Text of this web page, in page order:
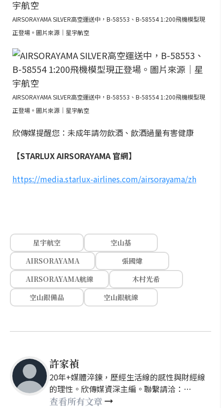
AIRSORAYAMA SILVER高空運送中，B-58553、B-58554 1:200飛機模型現
正登場。圖片來源｜星宇航空
AIRSORAYAMA SILVER高空運送中，B-58553、B-58554 1:200飛機模型現
正登場。圖片來源｜星宇航空
欣傳媒提醒您：未成年請勿飲酒、飲酒過量有害健康
【STARLUX AIRSORAYAMA 官網】
https://media.starlux-airlines.com/airsorayama/zh
星宇航空
空山基
AIRSORAYAMA
張國煒
AIRSORAYAMA航線
木村光希
空山銀備品
空山銀航線
許家禎
20年+媒體淬鍊，歷經生活線的感性與財經線
的理性。欣傳媒資深主編。聯繫請洽：
nellyhsu@xinmedia.com
查看所有文章